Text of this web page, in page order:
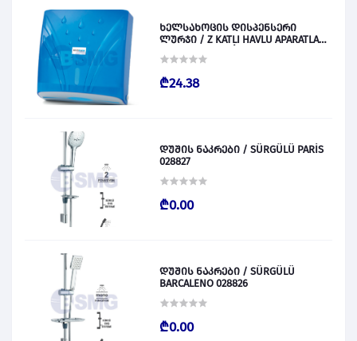
ხელსახოცის დისპენსერი
ლურჯი / Z KATLI HAVLU APARATLARI
₾24.38
დუშის ნაკრები / SÜRGÜLÜ PARİS
028827
₾0.00
დუშის ნაკრები / SÜRGÜLÜ
BARCALENO 028826
₾0.00